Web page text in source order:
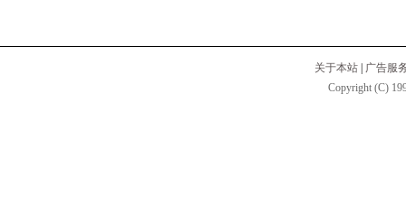
关于本站
广告服
Copyright (C)